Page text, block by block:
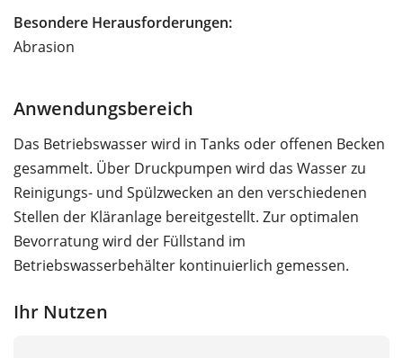
Besondere Herausforderungen:
Abrasion
Anwendungsbereich
Das Betriebswasser wird in Tanks oder offenen Becken
gesammelt. Über Druckpumpen wird das Wasser zu
Reinigungs- und Spülzwecken an den verschiedenen
Stellen der Kläranlage bereitgestellt. Zur optimalen
Bevorratung wird der Füllstand im
Betriebswasserbehälter kontinuierlich gemessen.
Ihr Nutzen